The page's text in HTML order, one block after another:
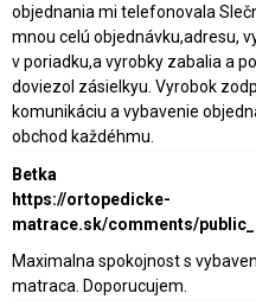
objednania mi telefonovala
mnou celú objednávku,adresu,
v poriadku,a vyrobky zabalia a
doviezol zásielkyu. Vyrobok
komunikáciu a vybavenie
obchod každéhmu.
Betka
https://ortopedicke-
matrace.sk/comments/
Maximalna spokojnost s
matraca. Doporucujem.